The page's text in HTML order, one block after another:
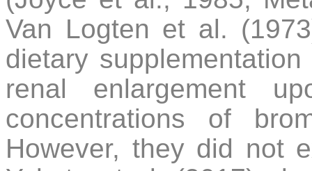
Van Logten et al.
dietary
renal enlargement
concentrations of
However, they did not